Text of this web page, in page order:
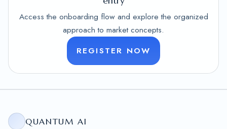
Access the onboarding flow and explore the organized
approach to market concepts.
REGISTER NOW
QUANTUM AI